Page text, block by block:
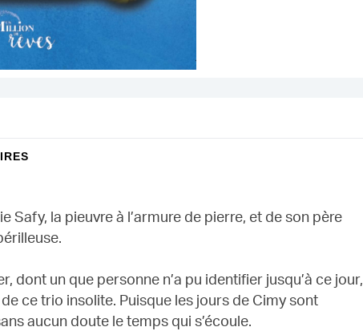
Safy, la pieuvre à l’armure de pierre, et de son père
un que personne n’a pu identifier jusqu’à ce jour,
ce trio insolite. Puisque les jours de Cimy sont
aucun doute le temps qui s’écoule.